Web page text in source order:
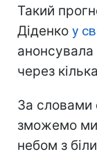
Такий
Діденко у
анонсувала
через
За словами
зможемо
небом з